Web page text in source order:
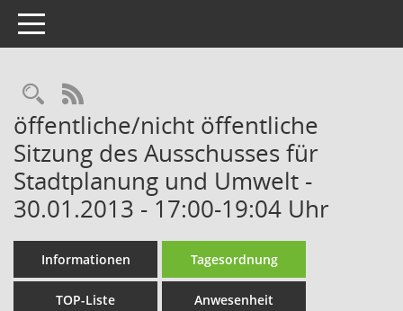
Toggle navigation
Rechercheauswahl
RSS-Feed
öffentliche/nicht öffentliche
Sitzung des Ausschusses für
Stadtplanung und Umwelt -
30.01.2013 - 17:00-19:04 Uhr
Informationen Tagesordnung
TOP-Liste Anwesenheit